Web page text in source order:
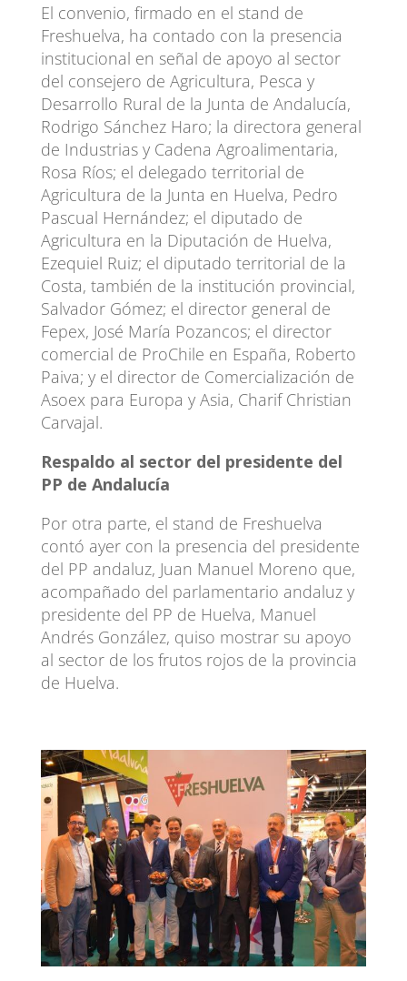
El convenio, firmado en el stand de
Freshuelva, ha contado con la presencia
institucional en señal de apoyo al sector
del consejero de Agricultura, Pesca y
Desarrollo Rural de la Junta de Andalucía,
Rodrigo Sánchez Haro; la directora general
de Industrias y Cadena Agroalimentaria,
Rosa Ríos; el delegado territorial de
Agricultura de la Junta en Huelva, Pedro
Pascual Hernández; el diputado de
Agricultura en la Diputación de Huelva,
Ezequiel Ruiz; el diputado territorial de la
Costa, también de la institución provincial,
Salvador Gómez; el director general de
Fepex, José María Pozancos; el director
comercial de ProChile en España, Roberto
Paiva; y el director de Comercialización de
Asoex para Europa y Asia, Charif Christian
Carvajal.
Respaldo al sector del presidente del
PP de Andalucía
Por otra parte, el stand de Freshuelva
contó ayer con la presencia del presidente
del PP andaluz, Juan Manuel Moreno que,
acompañado del parlamentario andaluz y
presidente del PP de Huelva, Manuel
Andrés González, quiso mostrar su apoyo
al sector de los frutos rojos de la provincia
de Huelva.